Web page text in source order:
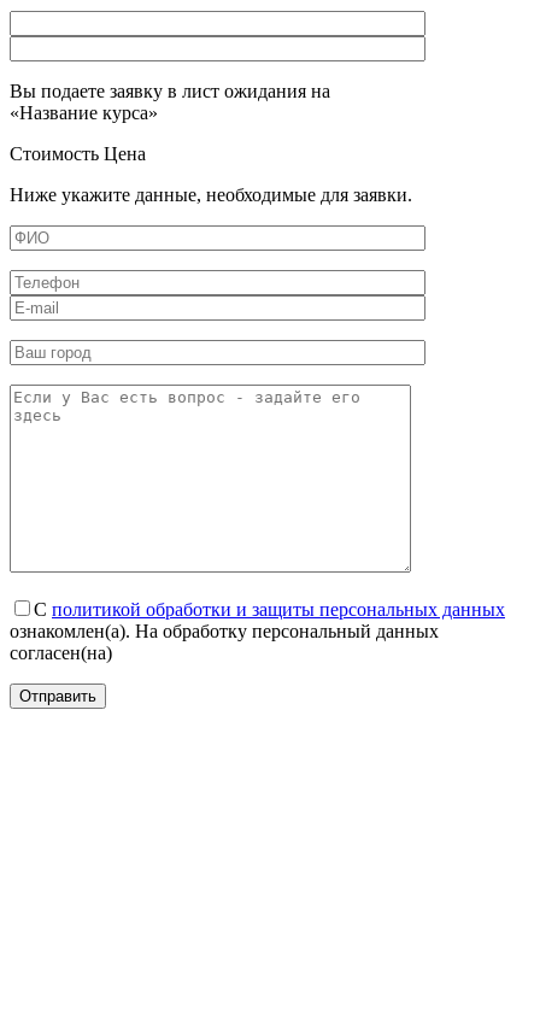
Вы подаете заявку в лист ожидания на
«Название курса»
Стоимость Цена
Ниже укажите данные, необходимые для заявки.
С политикой обработки и защиты персональных данных
ознакомлен(а). На обработку персональный данных
согласен(на)